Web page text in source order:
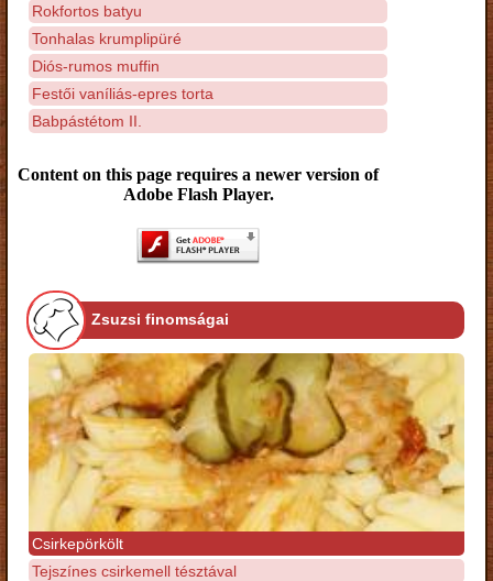
Rokfortos batyu
Tonhalas krumplipüré
Diós-rumos muffin
Festői vaníliás-epres torta
Babpástétom II.
Content on this page requires a newer version of
Adobe Flash Player.
Zsuzsi finomságai
Csirkepörkölt
Tejszínes csirkemell tésztával